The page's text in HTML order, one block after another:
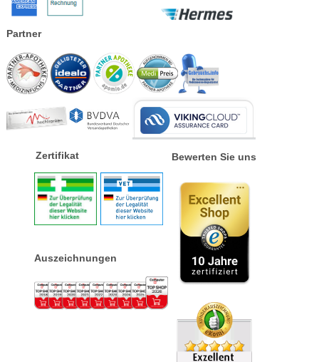
Partner
Zertifikat
Auszeichnungen
Bewerten Sie uns